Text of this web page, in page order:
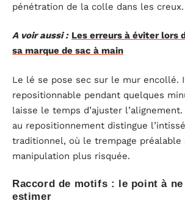
pénétration de la colle dans les creux.
A voir aussi : Les erreurs à éviter lors
sa marque de sac à main
Le lé se pose sec sur le mur encollé.
repositionnable pendant quelques
laisse le temps d’ajuster
au repositionnement distingue
traditionnel, où le trempage préalable
manipulation plus risquée.
Raccord de motifs : le point à ne
estimer